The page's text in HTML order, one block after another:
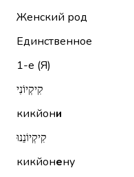
Женский род
Единственное
1-е (Я)
קִיקְיוֹנִי
кикйони
קִיקְיוֹנֵנוּ
кикйонену